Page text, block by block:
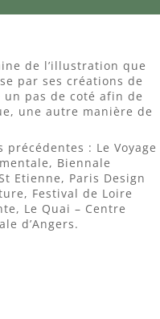
de l’illustration que
par ses créations de
pas de coté afin de
une autre manière de
: Le Voyage
Biennale
Etienne, Paris Design
Festival de Loire
Le Quai – Centre
d’Angers.